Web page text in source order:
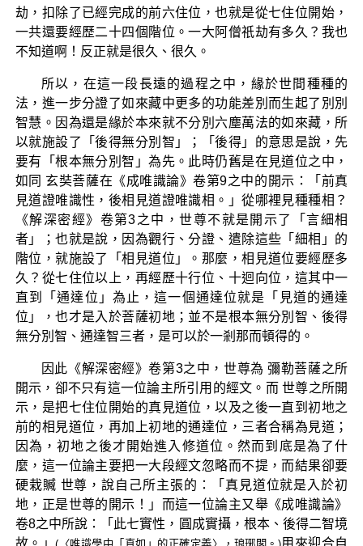
劫，扣除了已經完成的前六住位，也就是從七住位開始，
一共還要經歷二十四個階位。一大阿僧祇劫有多久？我也
不知道啊！反正就是很久、很久。
所以，在這一段長遠的過程之中，緣於世間種種的
法，進一步分證了如來藏中更多的功能差別而生起了別別
智慧。因為還是緣於本來就不分別六塵萬法的如來藏，所
以就施設了「後得無分別智」；「後得」的意思是說，先
要有「根本無分別智」為先。此時仍舊是在見道位之中，
如同 玄奘菩薩在《成唯識論》卷第9之中的開示：「前真
見道證唯識性，後相見道證唯識相。」從哪裡見種種相？
《解深密經》卷第3之中，世尊不就是開示了「言細相
者」；也就是說，因為觀行、分證、遣除這些「細相」的
階位，就施設了「相見道位」。那麼，相見道位要經歷多
久？從七住位以上，再經歷十行位、十迴向位，這其中一
直到「通達位」為止，這一個通達位就是「見道的通達
位」，也才是入於菩薩初地；並不是根本無分別智、後得
無分別智、通達智三者，是可以於一剎那而頓得的。
因此《解深密經》卷第3之中，世尊為 彌勒菩薩之所
開示，卻不只有這一位論主所引用的經文。而 世尊之所開
示，是把七住位開始的真見道位，以及之後一直到初地之
前的相見道位，再加上初地的通達位，三者合稱為見道；
因為，初地之後才開始進入修道位。然而到底是為了什
麼，這一位論主要把一大段經文忽略而不提，而結果卻要
硬栽贓 世尊，說自己所主張的：「真見道位就是入於初
地，正是世尊的開示！」而這一位論主又舉《成唯識論》
卷8之中所說：「此七實性，圓成實攝，根本、後得二智境
故。」(〈唯識學中「真如」的正確定義〉，琅琊閣。)用來迎合自